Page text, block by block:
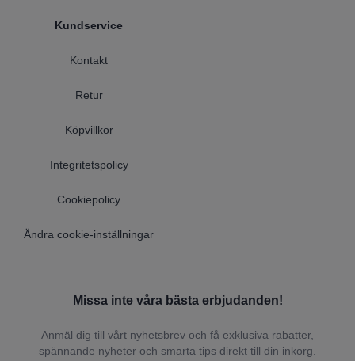
Kundservice
Kontakt
Retur
Köpvillkor
Integritetspolicy
Cookiepolicy
Ändra cookie-inställningar
Missa inte våra bästa erbjudanden!
Anmäl dig till vårt nyhetsbrev och få exklusiva rabatter,
spännande nyheter och smarta tips direkt till din inkorg.